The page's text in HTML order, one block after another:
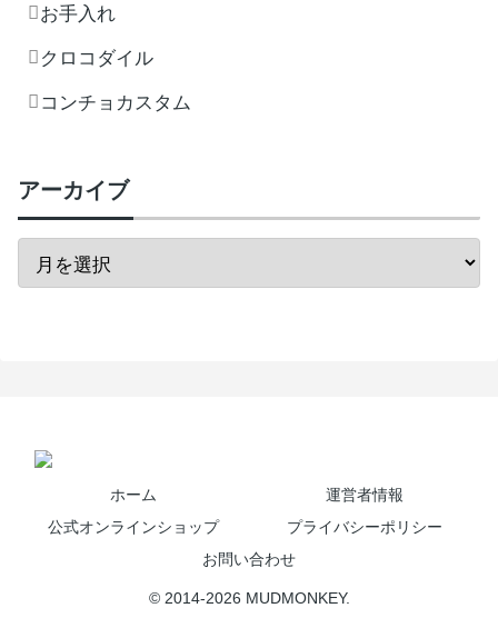
お手入れ
クロコダイル
コンチョカスタム
アーカイブ
ホーム
運営者情報
公式オンラインショップ
プライバシーポリシー
お問い合わせ
© 2014-2026 MUDMONKEY.